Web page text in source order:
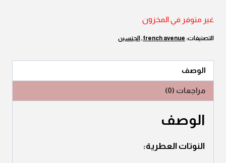
هو:
JD35.00.
JD30.00.
غير متوفر في المخزون
التصنيفات: french avenue
,الجنسين
الوصف
مراجعات (0)
الوصف
النوتات العطرية: